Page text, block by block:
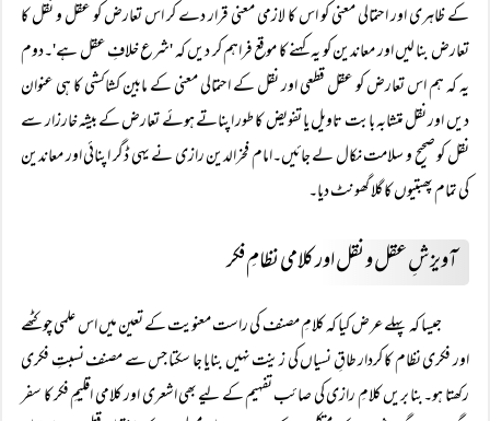
کے ظاہری اور احتمالی معنی کو اس کا لازمی معنی قرار دے کر اس تعارض کو عقل و نقل کا
تعارض بنا لیں اور معاندین کو یہ کہنے کا موقع فراہم کر دیں کہ 'شرع خلافِ عقل ہے'۔دوم
یہ کہ ہم اس تعارض کو عقل قطعی اور نقل کے احتمالی معنی کے مابین کشاکشی کا ہی عنوان
دیں اور نقل متشابہ بابت تاویل یا تفویض کا طور اپناتے ہوئے تعارض کے بیشہ خارزار سے
نقل کو صحیح و سلامت نکال لے جائیں۔امام فخرالدین رازی نے یہی ڈگر اپنائی اور معاندین
کی تمام پھبتیوں کا گلا گھونٹ دیا۔
آویزشِ عقل و نقل اور کلامی نظامِ فکر
جیسا کہ پہلے عرض کیا کہ کلامِ مصنف کی راست معنویت کے تعین میں اس علمی چوکٹھے
اور فکری نظام کا کردار طاقِ نسیاں کی زینت نہیں بنایا جا سکتا جس سے مصنف نسبتِ فکری
رکھتا ہو۔بنا بریں کلامِ رازی کی صائب تفہیم کے لیے بھی اشعری اور کلامی اقلیمِ فکر کا سفر